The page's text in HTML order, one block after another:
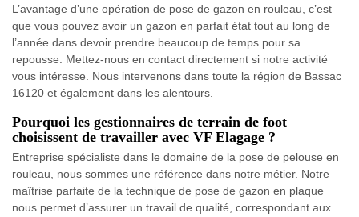
L’avantage d’une opération de pose de gazon en rouleau, c’est
que vous pouvez avoir un gazon en parfait état tout au long de
l’année dans devoir prendre beaucoup de temps pour sa
repousse. Mettez-nous en contact directement si notre activité
vous intéresse. Nous intervenons dans toute la région de Bassac
16120 et également dans les alentours.
Pourquoi les gestionnaires de terrain de foot
choisissent de travailler avec VF Elagage ?
Entreprise spécialiste dans le domaine de la pose de pelouse en
rouleau, nous sommes une référence dans notre métier. Notre
maîtrise parfaite de la technique de pose de gazon en plaque
nous permet d’assurer un travail de qualité, correspondant aux